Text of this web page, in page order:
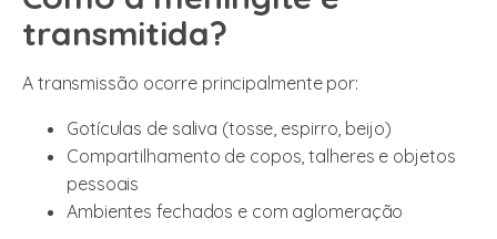
transmitida?
A transmissão ocorre principalmente por:
Gotículas de saliva (tosse, espirro, beijo)
Compartilhamento de copos, talheres e objetos
pessoais
Ambientes fechados e com aglomeração